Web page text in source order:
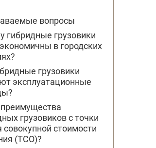
вопросы
гибридные грузовики
в городских
грузовики
эксплуатационные
грузовиков с точки
совокупной стоимости
(TCO)?